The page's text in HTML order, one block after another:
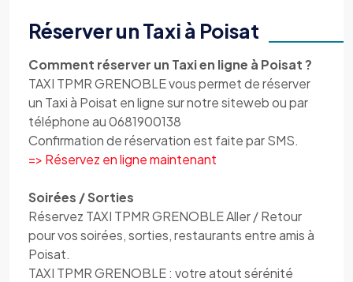
Réserver un Taxi à Poisat
Comment réserver un Taxi en ligne à Poisat ?
TAXI TPMR GRENOBLE vous permet de réserver
un Taxi à Poisat en ligne sur notre siteweb ou par
téléphone au 0681900138
Confirmation de réservation est faite par SMS.
=> Réservez en ligne maintenant
Soirées / Sorties
Réservez TAXI TPMR GRENOBLE Aller / Retour
pour vos soirées, sorties, restaurants entre amis à
Poisat.
TAXI TPMR GRENOBLE : votre atout sérénité